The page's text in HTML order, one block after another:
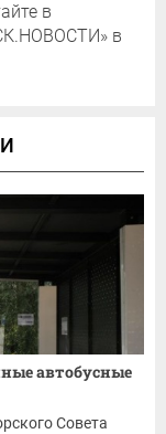
в
в
автобусные
Совета